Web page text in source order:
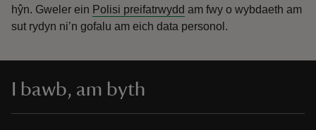
hŷn. Gweler ein Polisi preifatrwydd am fwy o wybdaeth am
sut rydyn ni’n gofalu am eich data personol.
I bawb, am byth